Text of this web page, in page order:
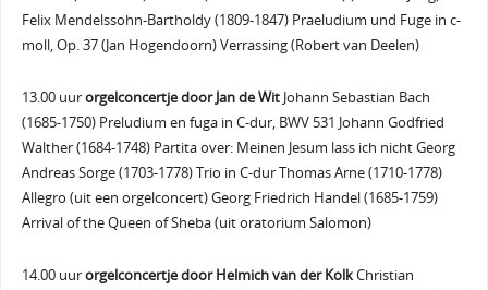
Felix Mendelssohn-Bartholdy (1809-1847) Praeludium und Fuge in c-
moll, Op. 37 (Jan Hogendoorn) Verrassing (Robert van Deelen)
13.00 uurorgelconcertje door Jan de WitJohann Sebastian Bach
(1685-1750) Preludium en fuga in C-dur, BWV 531 Johann Godfried
Walther (1684-1748) Partita over: Meinen Jesum lass ich nicht Georg
Andreas Sorge (1703-1778) Trio in C-dur Thomas Arne (1710-1778)
Allegro (uit een orgelconcert) Georg Friedrich Handel (1685-1759)
Arrival of the Queen of Sheba (uit oratorium Salomon)
14.00 uurorgelconcertje door Helmich van der KolkChristian